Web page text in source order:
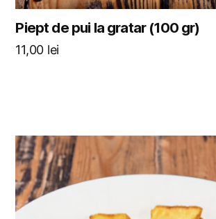
Piept de pui la gratar (100 gr)
11,00 lei